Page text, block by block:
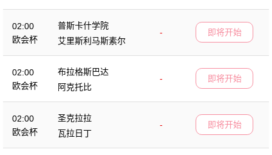
02:00
欧会杯
普斯卡什学院
-
艾里斯利马斯素尔
即将开始
02:00
欧会杯
布拉格斯巴达
-
阿克托比
即将开始
02:00
欧会杯
圣克拉拉
-
瓦拉日丁
即将开始